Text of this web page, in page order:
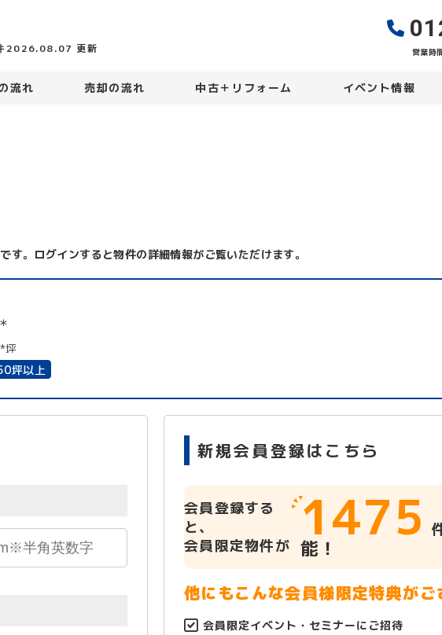
2026.08.07 更新 営業時
流れ 売却の流れ 中古＋リフォーム イベント情報
す。ログインすると物件の詳細情報がご覧いただけます。
坪
坪以上
新規会員登録はこちら
会員登録する
と、
会員限定物件が 1475
能！
他にもこんな会員様限定特典がご
会員限定イベント・セミナーにご招待